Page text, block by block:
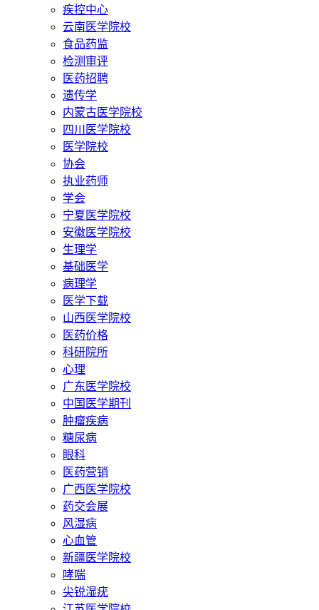
疾控中心
云南医学院校
食品药监
检测审评
医药招聘
遗传学
内蒙古医学院校
四川医学院校
医学院校
协会
执业药师
学会
宁夏医学院校
安徽医学院校
生理学
基础医学
病理学
医学下载
山西医学院校
医药价格
科研院所
心理
广东医学院校
中国医学期刊
肿瘤疾病
糖尿病
眼科
医药营销
广西医学院校
药交会展
风湿病
心血管
新疆医学院校
哮喘
尖锐湿疣